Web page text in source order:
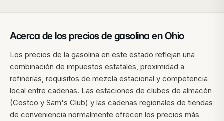
Acerca de los precios de gasolina en Ohio
Los precios de la gasolina en este estado reflejan una
combinación de impuestos estatales, proximidad a
refinerías, requisitos de mezcla estacional y competencia
local entre cadenas. Las estaciones de clubes de almacén
(Costco y Sam's Club) y las cadenas regionales de tiendas
de conveniencia normalmente ofrecen los precios más